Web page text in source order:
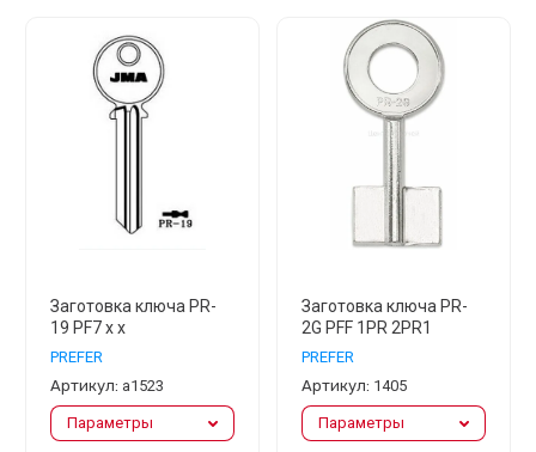
Заготовка ключа PR-
19 PF7 x х
PREFER
Артикул: а1523
Параметры
Заготовка ключа PR-
2G PFF 1PR 2PR1
PREFER
Артикул: 1405
Параметры